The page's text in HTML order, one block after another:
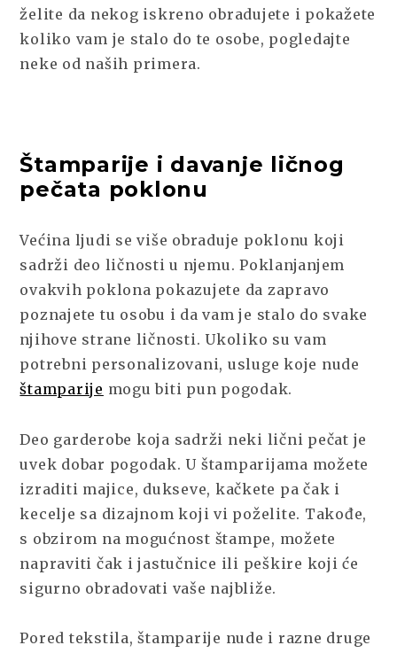
želite da nekog iskreno obradujete i pokažete
koliko vam je stalo do te osobe, pogledajte
neke od naših primera.
Štamparije i davanje ličnog
pečata poklonu
Većina ljudi se više obraduje poklonu koji
sadrži deo ličnosti u njemu. Poklanjanjem
ovakvih poklona pokazujete da zapravo
poznajete tu osobu i da vam je stalo do svake
njihove strane ličnosti. Ukoliko su vam
potrebni personalizovani, usluge koje nude
štamparije mogu biti pun pogodak.
Deo garderobe koja sadrži neki lični pečat je
uvek dobar pogodak. U štamparijama možete
izraditi majice, dukseve, kačkete pa čak i
kecelje sa dizajnom koji vi poželite. Takođe,
s obzirom na mogućnost štampe, možete
napraviti čak i jastučnice ili peškire koji će
sigurno obradovati vaše najbliže.
Pored tekstila, štamparije nude i razne druge